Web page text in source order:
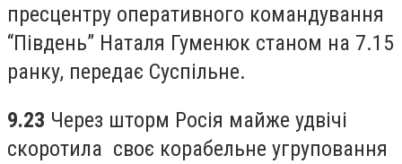
пресцентру оперативного командування
“Південь” Наталя Гуменюк станом на 7.15
ранку, передає Суспільне.
9.23 Через шторм Росія майже удвічі
скоротила своє корабельне угруповання